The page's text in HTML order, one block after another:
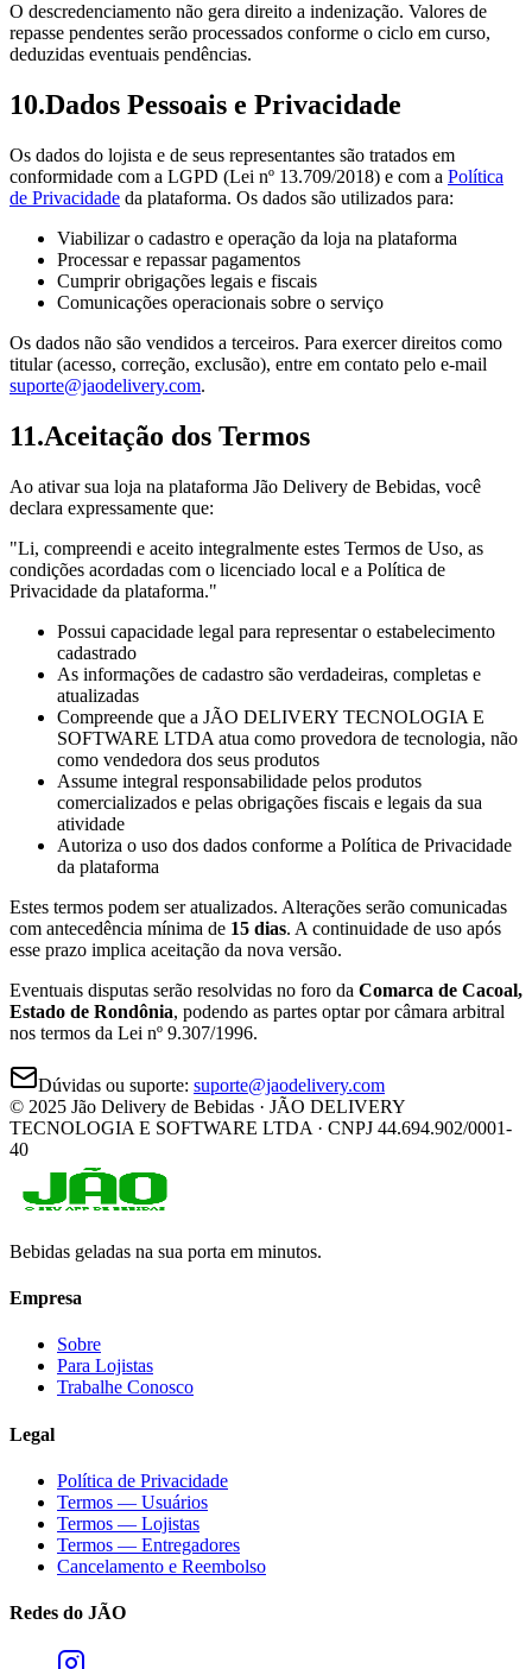
O descredenciamento não gera direito a indenização. Valores de
repasse pendentes serão processados conforme o ciclo em curso,
deduzidas eventuais pendências.
10.Dados Pessoais e Privacidade
Os dados do lojista e de seus representantes são tratados em
conformidade com a LGPD (Lei nº 13.709/2018) e com a Política
de Privacidade da plataforma. Os dados são utilizados para:
Viabilizar o cadastro e operação da loja na plataforma
Processar e repassar pagamentos
Cumprir obrigações legais e fiscais
Comunicações operacionais sobre o serviço
Os dados não são vendidos a terceiros. Para exercer direitos como
titular (acesso, correção, exclusão), entre em contato pelo e-mail
suporte@jaodelivery.com.
11.Aceitação dos Termos
Ao ativar sua loja na plataforma Jão Delivery de Bebidas, você
declara expressamente que:
"Li, compreendi e aceito integralmente estes Termos de Uso, as
condições acordadas com o licenciado local e a Política de
Privacidade da plataforma."
Possui capacidade legal para representar o estabelecimento
cadastrado
As informações de cadastro são verdadeiras, completas e
atualizadas
Compreende que a JÃO DELIVERY TECNOLOGIA E
SOFTWARE LTDA atua como provedora de tecnologia, não
como vendedora dos seus produtos
Assume integral responsabilidade pelos produtos
comercializados e pelas obrigações fiscais e legais da sua
atividade
Autoriza o uso dos dados conforme a Política de Privacidade
da plataforma
Estes termos podem ser atualizados. Alterações serão comunicadas
com antecedência mínima de 15 dias. A continuidade de uso após
esse prazo implica aceitação da nova versão.
Eventuais disputas serão resolvidas no foro da Comarca de Cacoal,
Estado de Rondônia, podendo as partes optar por câmara arbitral
nos termos da Lei nº 9.307/1996.
Dúvidas ou suporte: suporte@jaodelivery.com
© 2025 Jão Delivery de Bebidas · JÃO DELIVERY
TECNOLOGIA E SOFTWARE LTDA · CNPJ 44.694.902/0001-
40
Bebidas geladas na sua porta em minutos.
Empresa
Sobre
Para Lojistas
Trabalhe Conosco
Legal
Política de Privacidade
Termos — Usuários
Termos — Lojistas
Termos — Entregadores
Cancelamento e Reembolso
Redes do JÃO